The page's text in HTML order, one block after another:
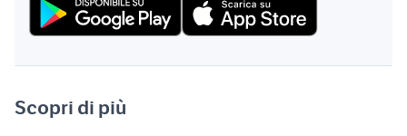
Scopri di più